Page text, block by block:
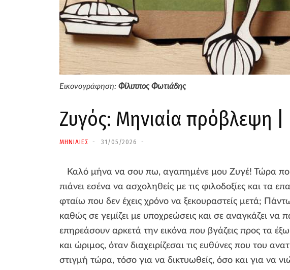
Εικονογράφηση: Φίλιππος Φωτιάδης
Ζυγός: Μηνιαία πρόβλεψη |
ΜΗΝΙΑΙΕΣ 31/05/2026
Καλό μήνα να σου πω, αγαπημένε μου Ζυγέ! Τώρα που
πιάνει εσένα να ασχοληθείς με τις φιλοδοξίες και τα
φταίω που δεν έχεις χρόνο να ξεκουραστείς μετά;
καθώς σε γεμίζει με υποχρεώσεις και σε αναγκάζει να
επηρεάσουν αρκετά την εικόνα που βγάζεις προς τα
και ώριμος, όταν διαχειρίζεσαι τις ευθύνες που του
στιγμή τώρα, τόσο για να δικτυωθείς, όσο και για να